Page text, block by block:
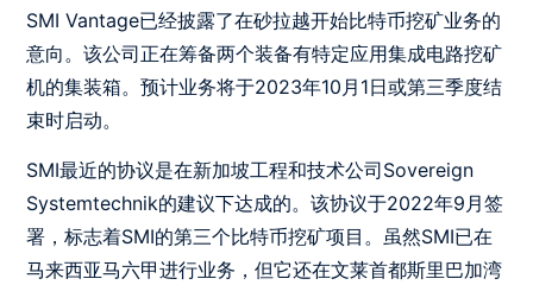
SMI Vantage已经披露了在砂拉越开始比特币挖矿业务的
意向。该公司正在筹备两个装备有特定应用集成电路挖矿
机的集装箱。预计业务将于2023年10月1日或第三季度结
束时启动。
SMI最近的协议是在新加坡工程和技术公司Sovereign
Systemtechnik的建议下达成的。该协议于2022年9月签
署，标志着SMI的第三个比特币挖矿项目。虽然SMI已在
马来西亚马六甲进行业务，但它还在文莱首都斯里巴加湾